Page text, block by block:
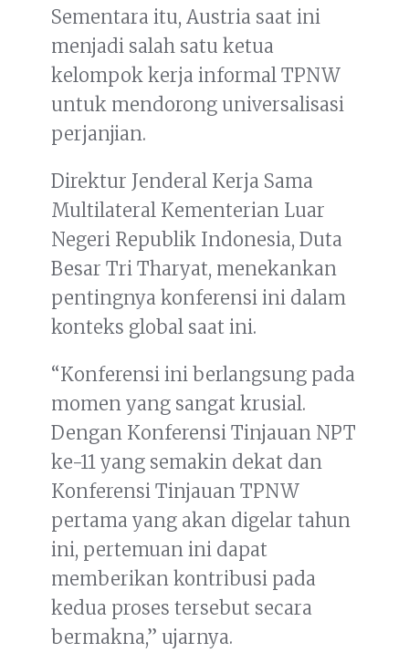
Sementara itu, Austria saat ini
menjadi salah satu ketua
kelompok kerja informal TPNW
untuk mendorong universalisasi
perjanjian.
Direktur Jenderal Kerja Sama
Multilateral Kementerian Luar
Negeri Republik Indonesia, Duta
Besar Tri Tharyat, menekankan
pentingnya konferensi ini dalam
konteks global saat ini.
“Konferensi ini berlangsung pada
momen yang sangat krusial.
Dengan Konferensi Tinjauan NPT
ke-11 yang semakin dekat dan
Konferensi Tinjauan TPNW
pertama yang akan digelar tahun
ini, pertemuan ini dapat
memberikan kontribusi pada
kedua proses tersebut secara
bermakna,” ujarnya.